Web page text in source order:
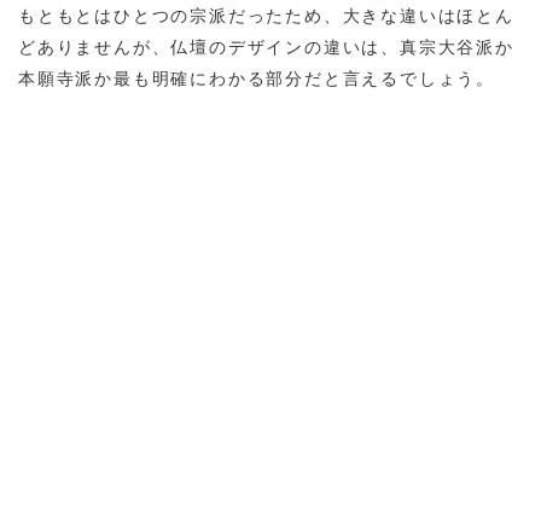
もともとはひとつの宗派だったため、大きな違いはほとん
どありませんが、仏壇のデザインの違いは、真宗大谷派か
本願寺派か最も明確にわかる部分だと言えるでしょう。